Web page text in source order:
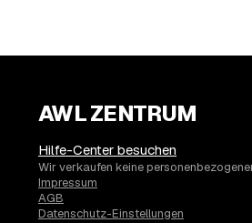
AWL ZENTRUM
Hilfe-Center besuchen
Wir verkaufen keine
Impressum
AGB
Datenschutz-Einstellungen